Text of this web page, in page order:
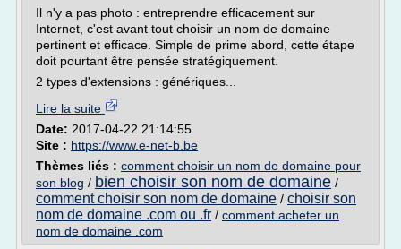
Il n'y a pas photo : entreprendre efficacement sur
Internet, c'est avant tout choisir un nom de domaine
pertinent et efficace. Simple de prime abord, cette étape
doit pourtant être pensée stratégiquement.
2 types d'extensions : génériques...
Lire la suite
Date: 2017-04-22 21:14:55
Site : https://www.e-net-b.be
Thèmes liés : comment choisir un nom de domaine pour
son blog / bien choisir son nom de domaine /
comment choisir son nom de domaine / choisir son
nom de domaine .com ou .fr / comment acheter un
nom de domaine .com